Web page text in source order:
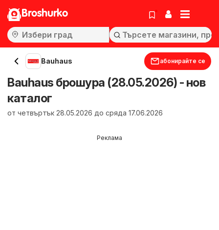
Broshurko
Bauhaus абонирайте се
Bauhaus брошура (28.05.2026) - нов
каталог
от четвъртък 28.05.2026 до сряда 17.06.2026
Реклама